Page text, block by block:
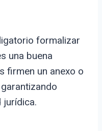
formalizar
una buena
firmen un anexo o
jurídica.